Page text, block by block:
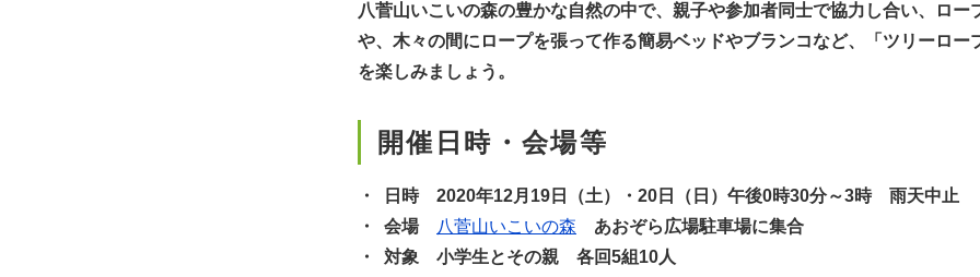
八菅山いこいの森の豊かな自然の中で、親子や参加者同士で協力し合い、ロー
や、木々の間にロープを張って作る簡易ベッドやブランコなど、「ツリーロー
を楽しみましょう。
開催日時・会場等
日時 2020年12月19日（土）・20日（日）午後0時30分～3時 雨天中止
会場
八菅山いこいの森 あおぞら広場駐車場に集合
対象 小学生とその親 各回5組10人